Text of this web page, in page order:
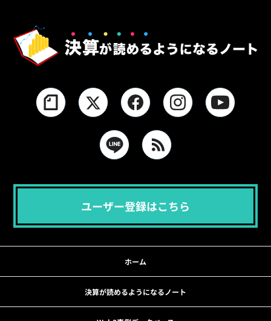
ユーザー登録はこちら
ホーム
決算が読めるようになるノート